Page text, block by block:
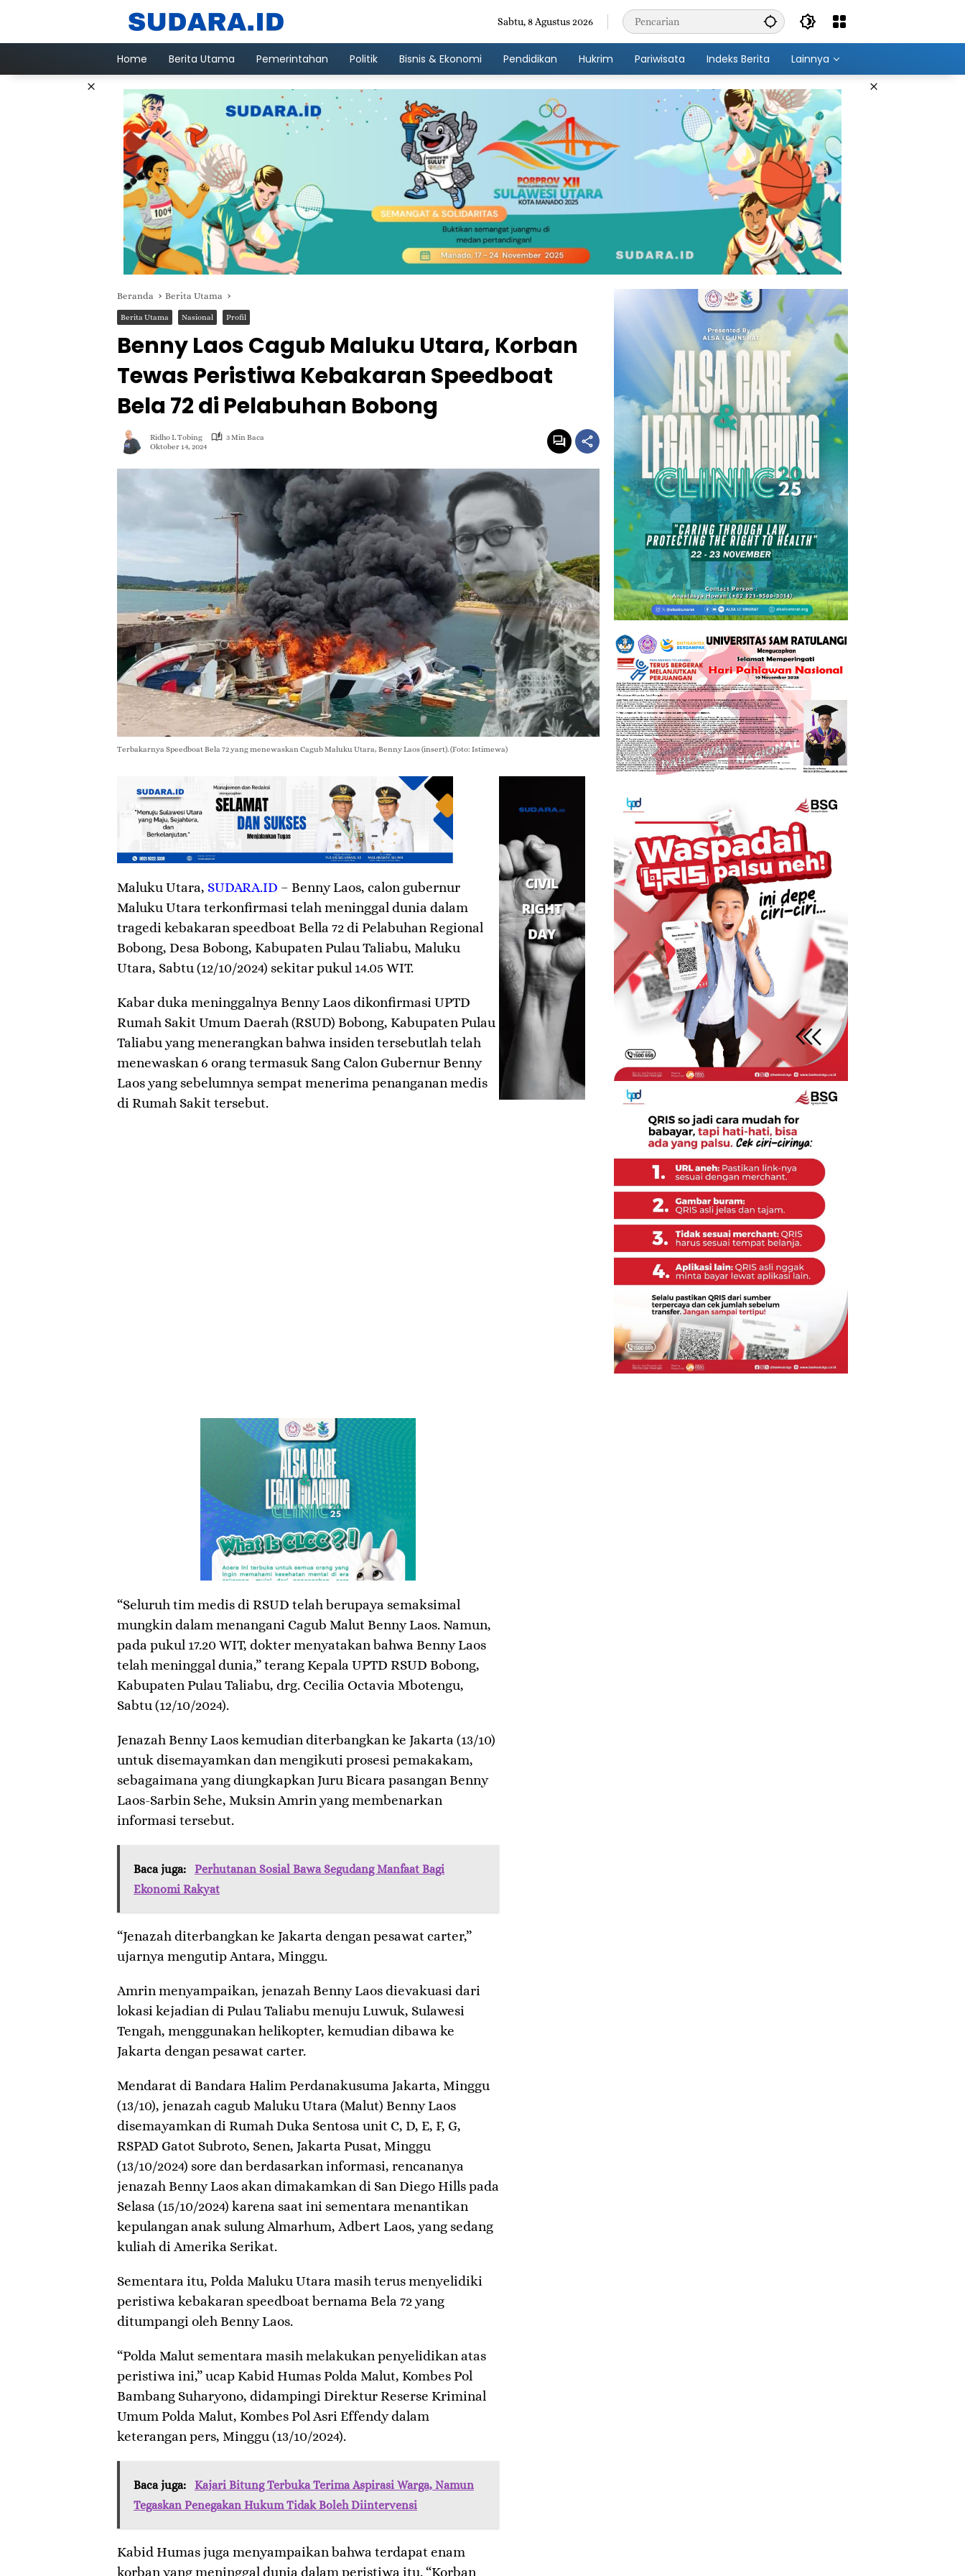
Sabtu, 8 Agustus 2026
Home Berita Utama Pemerintahan Politik Bisnis & Ekonomi Pendidikan Hukrim Pariwisata Indeks Berita Lainnya
× ×
Beranda Berita Utama
Berita Utama Nasional Profil
Benny Laos Cagub Maluku Utara, Korban
Tewas Peristiwa Kebakaran Speedboat
Bela 72 di Pelabuhan Bobong
Ridho L Tobing
3 Min Baca
Oktober 14, 2024
Terbakarnya Speedboat Bela 72 yang menewaskan Cagub Maluku Utara, Benny Laos (insert). (Foto: Istimewa)
Maluku Utara, SUDARA.ID – Benny Laos, calon gubernur
Maluku Utara terkonfirmasi telah meninggal dunia dalam
tragedi kebakaran speedboat Bella 72 di Pelabuhan Regional
Bobong, Desa Bobong, Kabupaten Pulau Taliabu, Maluku
Utara, Sabtu (12/10/2024) sekitar pukul 14.05 WIT.
Kabar duka meninggalnya Benny Laos dikonfirmasi UPTD
Rumah Sakit Umum Daerah (RSUD) Bobong, Kabupaten Pulau
Taliabu yang menerangkan bahwa insiden tersebutlah telah
menewaskan 6 orang termasuk Sang Calon Gubernur Benny
Laos yang sebelumnya sempat menerima penanganan medis
di Rumah Sakit tersebut.
“Seluruh tim medis di RSUD telah berupaya semaksimal
mungkin dalam menangani Cagub Malut Benny Laos. Namun,
pada pukul 17.20 WIT, dokter menyatakan bahwa Benny Laos
telah meninggal dunia,” terang Kepala UPTD RSUD Bobong,
Kabupaten Pulau Taliabu, drg. Cecilia Octavia Mbotengu,
Sabtu (12/10/2024).
Jenazah Benny Laos kemudian diterbangkan ke Jakarta (13/10)
untuk disemayamkan dan mengikuti prosesi pemakakam,
sebagaimana yang diungkapkan Juru Bicara pasangan Benny
Laos-Sarbin Sehe, Muksin Amrin yang membenarkan
informasi tersebut.
Baca juga:
Perhutanan Sosial Bawa Segudang Manfaat Bagi
Ekonomi Rakyat
“Jenazah diterbangkan ke Jakarta dengan pesawat carter,”
ujarnya mengutip Antara, Minggu.
Amrin menyampaikan, jenazah Benny Laos dievakuasi dari
lokasi kejadian di Pulau Taliabu menuju Luwuk, Sulawesi
Tengah, menggunakan helikopter, kemudian dibawa ke
Jakarta dengan pesawat carter.
Mendarat di Bandara Halim Perdanakusuma Jakarta, Minggu
(13/10), jenazah cagub Maluku Utara (Malut) Benny Laos
disemayamkan di Rumah Duka Sentosa unit C, D, E, F, G,
RSPAD Gatot Subroto, Senen, Jakarta Pusat, Minggu
(13/10/2024) sore dan berdasarkan informasi, rencananya
jenazah Benny Laos akan dimakamkan di San Diego Hills pada
Selasa (15/10/2024) karena saat ini sementara menantikan
kepulangan anak sulung Almarhum, Adbert Laos, yang sedang
kuliah di Amerika Serikat.
Sementara itu, Polda Maluku Utara masih terus menyelidiki
peristiwa kebakaran speedboat bernama Bela 72 yang
ditumpangi oleh Benny Laos.
“Polda Malut sementara masih melakukan penyelidikan atas
peristiwa ini,” ucap Kabid Humas Polda Malut, Kombes Pol
Bambang Suharyono, didampingi Direktur Reserse Kriminal
Umum Polda Malut, Kombes Pol Asri Effendy dalam
keterangan pers, Minggu (13/10/2024).
Baca juga:
Kajari Bitung Terbuka Terima Aspirasi Warga, Namun
Tegaskan Penegakan Hukum Tidak Boleh Diintervensi
Kabid Humas juga menyampaikan bahwa terdapat enam
korban yang meninggal dunia dalam peristiwa itu. “Korban